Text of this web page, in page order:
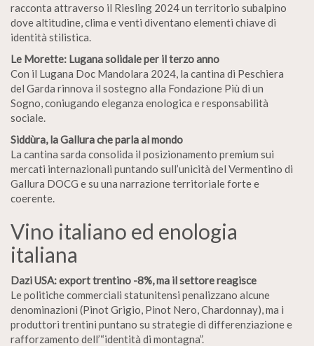
racconta attraverso il Riesling 2024 un territorio subalpino
dove altitudine, clima e venti diventano elementi chiave di
identità stilistica.
Le Morette: Lugana solidale per il terzo anno
Con il Lugana Doc Mandolara 2024, la cantina di Peschiera
del Garda rinnova il sostegno alla Fondazione Più di un
Sogno, coniugando eleganza enologica e responsabilità
sociale.
Siddùra, la Gallura che parla al mondo
La cantina sarda consolida il posizionamento premium sui
mercati internazionali puntando sull’unicità del Vermentino di
Gallura DOCG e su una narrazione territoriale forte e
coerente.
Vino italiano ed enologia
italiana
Dazi USA: export trentino -8%, ma il settore reagisce
Le politiche commerciali statunitensi penalizzano alcune
denominazioni (Pinot Grigio, Pinot Nero, Chardonnay), ma i
produttori trentini puntano su strategie di differenziazione e
rafforzamento dell’“identità di montagna”.